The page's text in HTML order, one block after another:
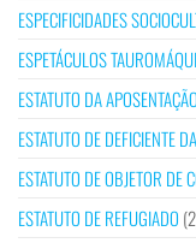
ESPECIFICIDADES
ESPETÁCULOS
ESTATUTO DA APOSENTAÇÃO
ESTATUTO DE DEFICIENTE
ESTATUTO DE OBJETOR DE
ESTATUTO DE REFUGIADO